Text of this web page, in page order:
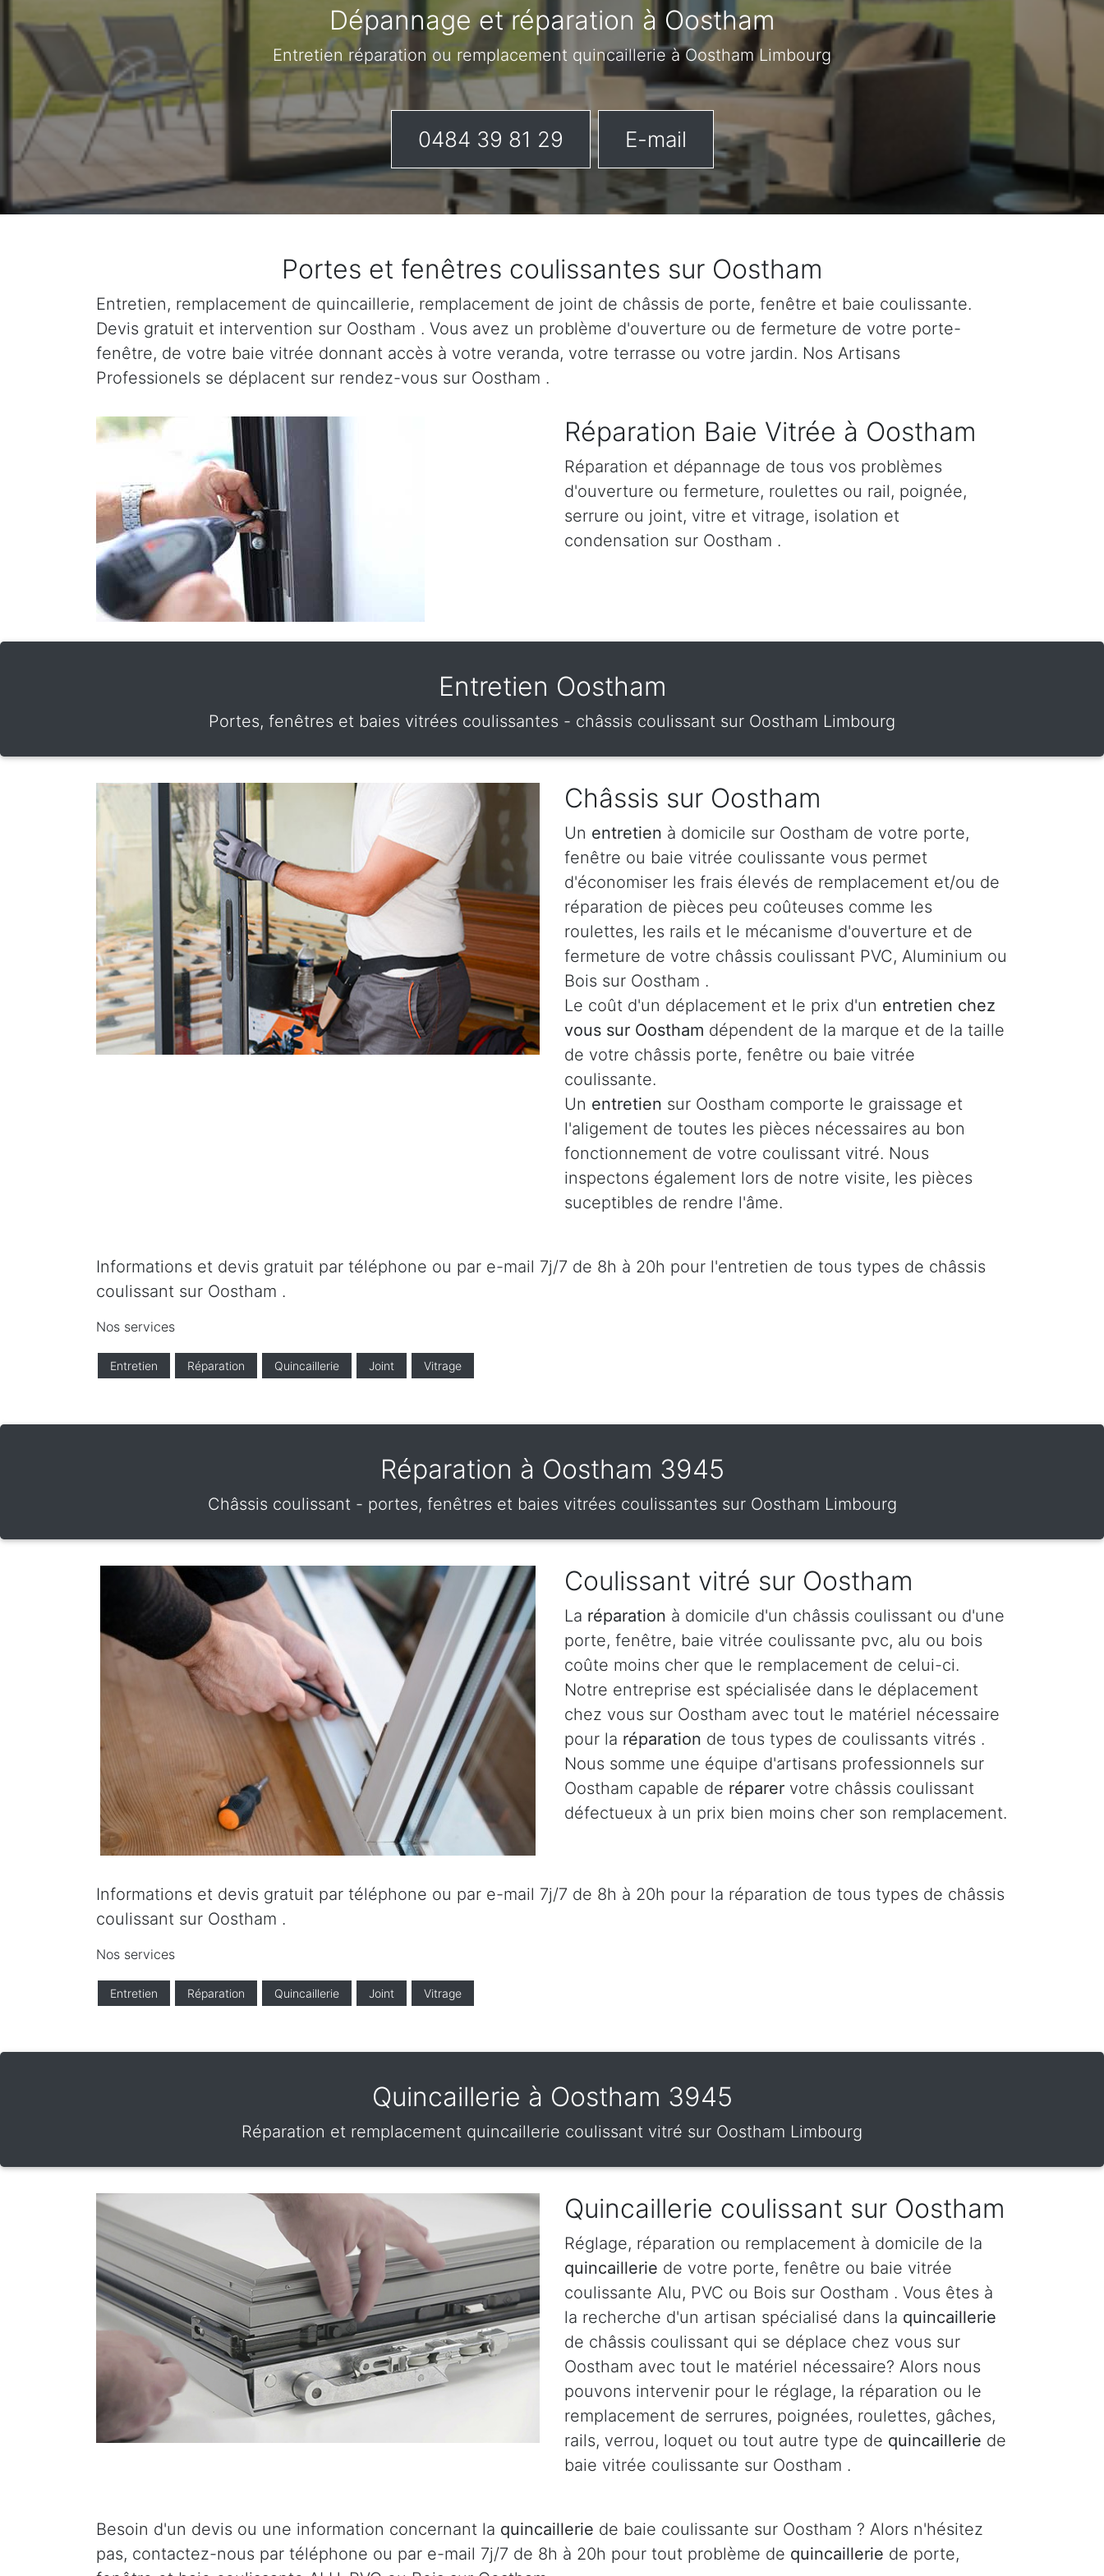
Dépannage et réparation à Oostham
Entretien réparation ou remplacement quincaillerie à Oostham Limbourg
0484 39 81 29 E-mail
Portes et fenêtres coulissantes sur Oostham
Entretien, remplacement de quincaillerie, remplacement de joint de châssis de porte, fenêtre et baie coulissante.
Devis gratuit et intervention sur Oostham . Vous avez un problème d'ouverture ou de fermeture de votre porte-
fenêtre, de votre baie vitrée donnant accès à votre veranda, votre terrasse ou votre jardin. Nos Artisans
Professionels se déplacent sur rendez-vous sur Oostham .
Réparation Baie Vitrée à Oostham
Réparation et dépannage de tous vos problèmes
d'ouverture ou fermeture, roulettes ou rail, poignée,
serrure ou joint, vitre et vitrage, isolation et
condensation sur Oostham .
Entretien Oostham
Portes, fenêtres et baies vitrées coulissantes - châssis coulissant sur Oostham Limbourg
Châssis sur Oostham
Un entretien à domicile sur Oostham de votre porte,
fenêtre ou baie vitrée coulissante vous permet
d'économiser les frais élevés de remplacement et/ou de
réparation de pièces peu coûteuses comme les
roulettes, les rails et le mécanisme d'ouverture et de
fermeture de votre châssis coulissant PVC, Aluminium ou
Bois sur Oostham .
Le coût d'un déplacement et le prix d'un entretien chez
vous sur Oostham dépendent de la marque et de la taille
de votre châssis porte, fenêtre ou baie vitrée
coulissante.
Un entretien sur Oostham comporte le graissage et
l'aligement de toutes les pièces nécessaires au bon
fonctionnement de votre coulissant vitré. Nous
inspectons également lors de notre visite, les pièces
suceptibles de rendre l'âme.
Informations et devis gratuit par téléphone ou par e-mail 7j/7 de 8h à 20h pour l'entretien de tous types de châssis
coulissant sur Oostham .
Nos services
Entretien Réparation Quincaillerie Joint Vitrage
Réparation à Oostham 3945
Châssis coulissant - portes, fenêtres et baies vitrées coulissantes sur Oostham Limbourg
Coulissant vitré sur Oostham
La réparation à domicile d'un châssis coulissant ou d'une
porte, fenêtre, baie vitrée coulissante pvc, alu ou bois
coûte moins cher que le remplacement de celui-ci.
Notre entreprise est spécialisée dans le déplacement
chez vous sur Oostham avec tout le matériel nécessaire
pour la réparation de tous types de coulissants vitrés .
Nous somme une équipe d'artisans professionnels sur
Oostham capable de réparer votre châssis coulissant
défectueux à un prix bien moins cher son remplacement.
Informations et devis gratuit par téléphone ou par e-mail 7j/7 de 8h à 20h pour la réparation de tous types de châssis
coulissant sur Oostham .
Nos services
Entretien Réparation Quincaillerie Joint Vitrage
Quincaillerie à Oostham 3945
Réparation et remplacement quincaillerie coulissant vitré sur Oostham Limbourg
Quincaillerie coulissant sur Oostham
Réglage, réparation ou remplacement à domicile de la
quincaillerie de votre porte, fenêtre ou baie vitrée
coulissante Alu, PVC ou Bois sur Oostham . Vous êtes à
la recherche d'un artisan spécialisé dans la quincaillerie
de châssis coulissant qui se déplace chez vous sur
Oostham avec tout le matériel nécessaire? Alors nous
pouvons intervenir pour le réglage, la réparation ou le
remplacement de serrures, poignées, roulettes, gâches,
rails, verrou, loquet ou tout autre type de quincaillerie de
baie vitrée coulissante sur Oostham .
Besoin d'un devis ou une information concernant la quincaillerie de baie coulissante sur Oostham ? Alors n'hésitez
pas, contactez-nous par téléphone ou par e-mail 7j/7 de 8h à 20h pour tout problème de quincaillerie de porte,